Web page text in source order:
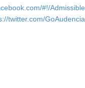
#!/
twitter.com/GoAudencia